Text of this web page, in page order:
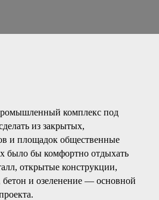
комплекс под
из закрытых,
и площадок общественные
было бы комфортно отдыхать
открытые конструкции,
бетон и озеленение — основной